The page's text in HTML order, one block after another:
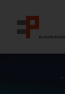
content
-